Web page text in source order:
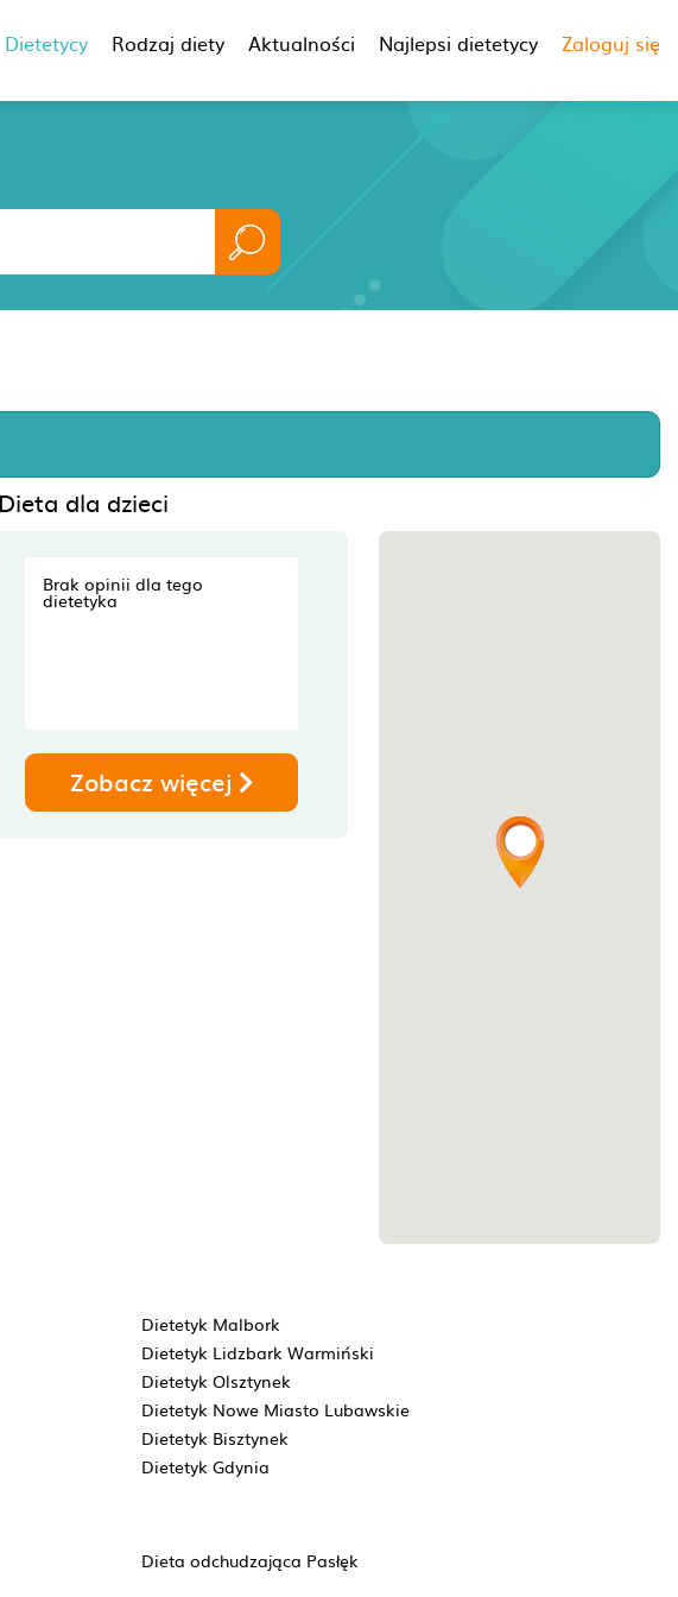
Dietetycy Rodzaj diety Aktualności Najlepsi dietetycy Zaloguj się
dla dzieci
Brak opinii dla tego
dietetyka
Zobacz więcej
Dietetyk Malbork
Dietetyk Lidzbark Warmiński
Dietetyk Olsztynek
Dietetyk Nowe Miasto Lubawskie
Dietetyk Bisztynek
Dietetyk Gdynia
Dieta odchudzająca Pasłęk